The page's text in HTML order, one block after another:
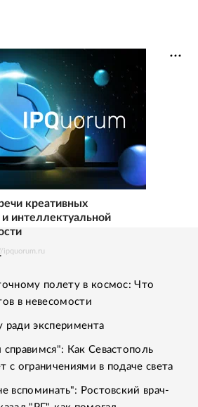
креативных
и интеллектуальной
ipquorum.ru
полету в космос: Что
в невесомости
эксперимента
Как Севастополь
с ограничениями в подаче света
вспоминать": Ростовский врач-